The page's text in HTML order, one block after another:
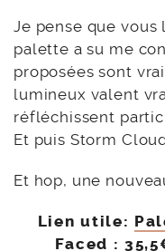
Je pense que vous
palette a su me
proposées sont
lumineux valent
réfléchissent
Et puis Storm
Et hop, une
Lien utile:
Faced :